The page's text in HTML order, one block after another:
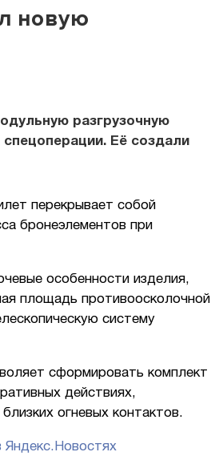
новую
разгрузочную
Её создали
перекрывает собой
бронеэлементов при
особенности изделия,
площадь противоосколочной
систему
сформировать комплект
действиях,
огневых контактов.
Яндекс.Новостях